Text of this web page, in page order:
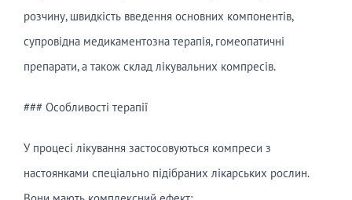
розчину, швидкість введення основних компонентів,
супровідна медикаментозна терапія, гомеопатичні
препарати, а також склад лікувальних компресів.
### Особливості терапії
У процесі лікування застосовуються компреси з
настоянками спеціально підібраних лікарських рослин.